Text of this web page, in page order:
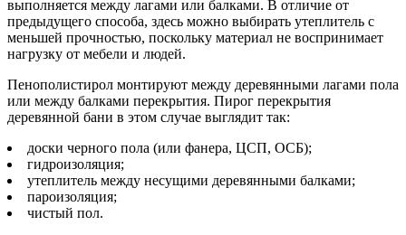
выполняется между лагами или балками. В отличие от
предыдущего способа, здесь можно выбирать утеплитель с
меньшей прочностью, поскольку материал не воспринимает
нагрузку от мебели и людей.
Пенополистирол монтируют между деревянными лагами пола
или между балками перекрытия. Пирог перекрытия
деревянной бани в этом случае выглядит так:
доски черного пола (или фанера, ЦСП, ОСБ);
гидроизоляция;
утеплитель между несущими деревянными балками;
пароизоляция;
чистый пол.